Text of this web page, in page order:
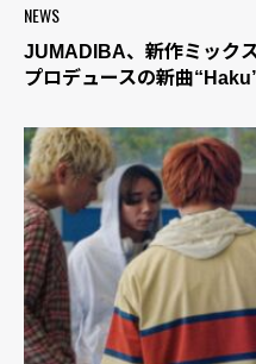
NEWS
JUMADIBA、新作ミック
プロデュースの新曲